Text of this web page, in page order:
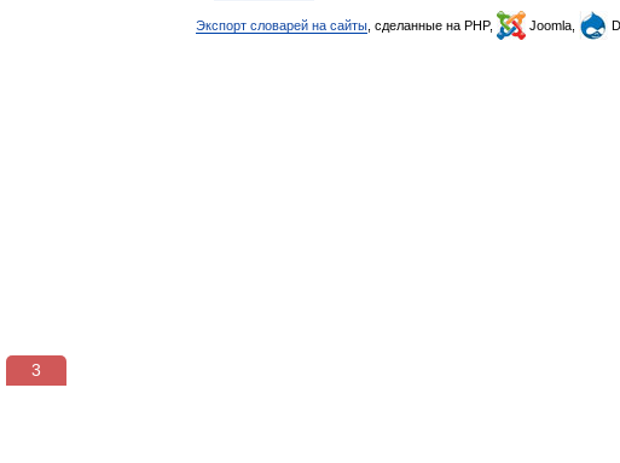
Экспорт словарей на сайты , сделанные на PHP, Joomla,
3